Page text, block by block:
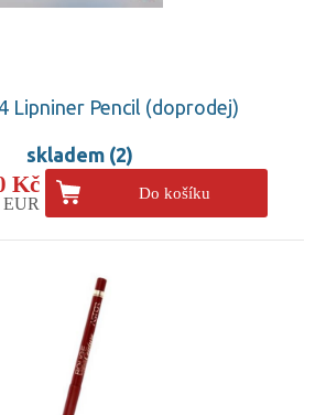
Lipniner Pencil (doprodej)
skladem (2)
Kč
EUR
Do košíku